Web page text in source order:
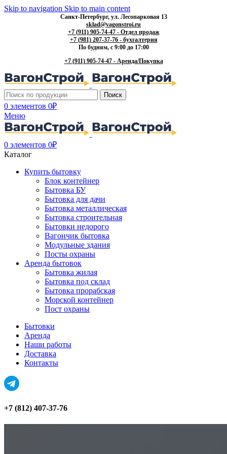
Skip to navigation Skip to main content
Санкт-Петербург, ул. Лесопарковая 13
sklad@vagonstroi.ru
+7 (911) 905-74-47 - Отдел продаж
+7 (981) 207-37-76 - бухгалтерия
По будням, с 9:00 до 17:00
+7 (911) 905-74-47 - Аренда/Покупка
Поиск
0 элементов 0₽
Меню
0 элементов 0₽
Каталог
Купить бытовку
Блок контейнер
Бытовка БУ
Бытовка для дачи
Бытовка металлическая
Бытовка строительная
Бытовки недорого
Вагончик бытовка
Модульные здания
Посты охраны
Аренда бытовок
Бытовка жилая
Бытовка под склад
Бытовка прорабская
Морской контейнер
Пост охраны
Бытовки
Аренда
Наши работы
Доставка
Контакты
+7 (812) 407-37-76